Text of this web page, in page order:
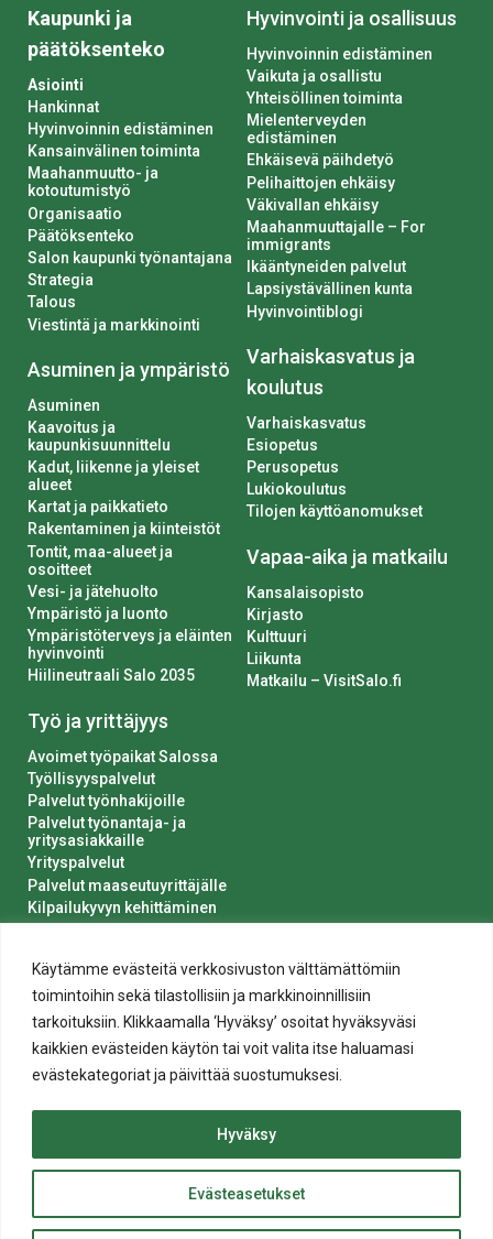
Käytämme evästeitä verkkosivuston välttämättömiin
toimintoihin sekä tilastollisiin ja markkinoinnillisiin
tarkoituksiin. Klikkaamalla ‘Hyväksy’ osoitat hyväksyväsi
kaikkien evästeiden käytön tai voit valita itse haluamasi
evästekategoriat ja päivittää suostumuksesi.
Evästeasetukset
Hyväksy
ylös
Kaupunki ja
päätöksenteko
Asiointi
Hankinnat
Hyvinvoinnin edistäminen
Kansainvälinen toiminta
Maahanmuutto- ja
kotoutumistyö
Organisaatio
Päätöksenteko
Salon kaupunki työnantajana
Strategia
Talous
Viestintä ja markkinointi
Asuminen ja ympäristö
Asuminen
Kaavoitus ja
kaupunkisuunnittelu
Kadut, liikenne ja yleiset
alueet
Kartat ja paikkatieto
Rakentaminen ja kiinteistöt
Tontit, maa-alueet ja
osoitteet
Vesi- ja jätehuolto
Ympäristö ja luonto
Ympäristöterveys ja eläinten
hyvinvointi
Hiilineutraali Salo 2035
Työ ja yrittäjyys
Avoimet työpaikat Salossa
Työllisyyspalvelut
Palvelut työnhakijoille
Palvelut työnantaja- ja
yritysasiakkaille
Yrityspalvelut
Palvelut maaseutuyrittäjälle
Kilpailukyvyn kehittäminen
Hyvinvointi ja osallisuus
Hyvinvoinnin edistäminen
Vaikuta ja osallistu
Yhteisöllinen toiminta
Mielenterveyden
edistäminen
Ehkäisevä päihdetyö
Pelihaittojen ehkäisy
Väkivallan ehkäisy
Maahanmuuttajalle – For
immigrants
Ikääntyneiden palvelut
Lapsiystävällinen kunta
Hyvinvointiblogi
Varhaiskasvatus ja
koulutus
Varhaiskasvatus
Esiopetus
Perusopetus
Lukiokoulutus
Tilojen käyttöanomukset
Vapaa-aika ja matkailu
Kansalaisopisto
Kirjasto
Kulttuuri
Liikunta
Matkailu – VisitSalo.fi
Saavutettavuusseloste
© 2020 Salon kaupunki